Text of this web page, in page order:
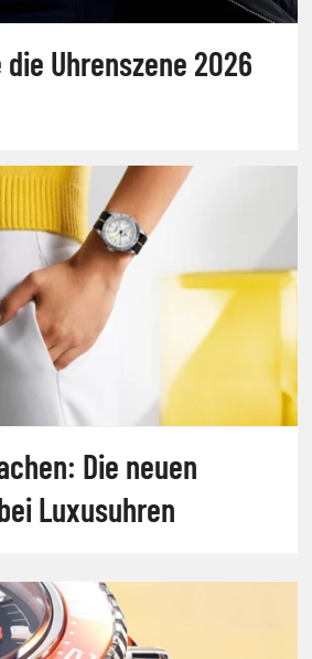
Uhrenszene 2026
Die neuen
Luxusuhren